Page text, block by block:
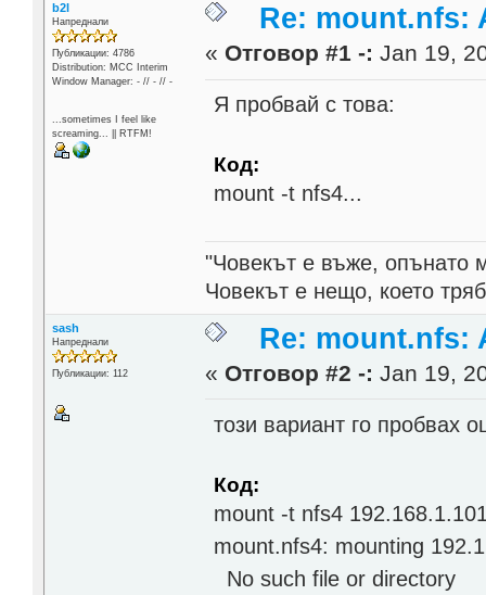
b2l
Напреднали
Публикации: 4786
Distribution: MCC Interim
Window Manager: - // - // -
...sometimes I feel like
screaming... || RTFM!
Re: mount.nfs:
« Отговор #1 -: Jan 19,
Я пробвай с това:
Код:
mount -t nfs4...
"Човекът е въже, опънато
Човекът е нещо, което
sash
Напреднали
Публикации: 112
Re: mount.nfs:
« Отговор #2 -: Jan 19,
този вариант го пробвах
Код:
mount -t nfs4
mount.nfs4: mounting
No such file or directory